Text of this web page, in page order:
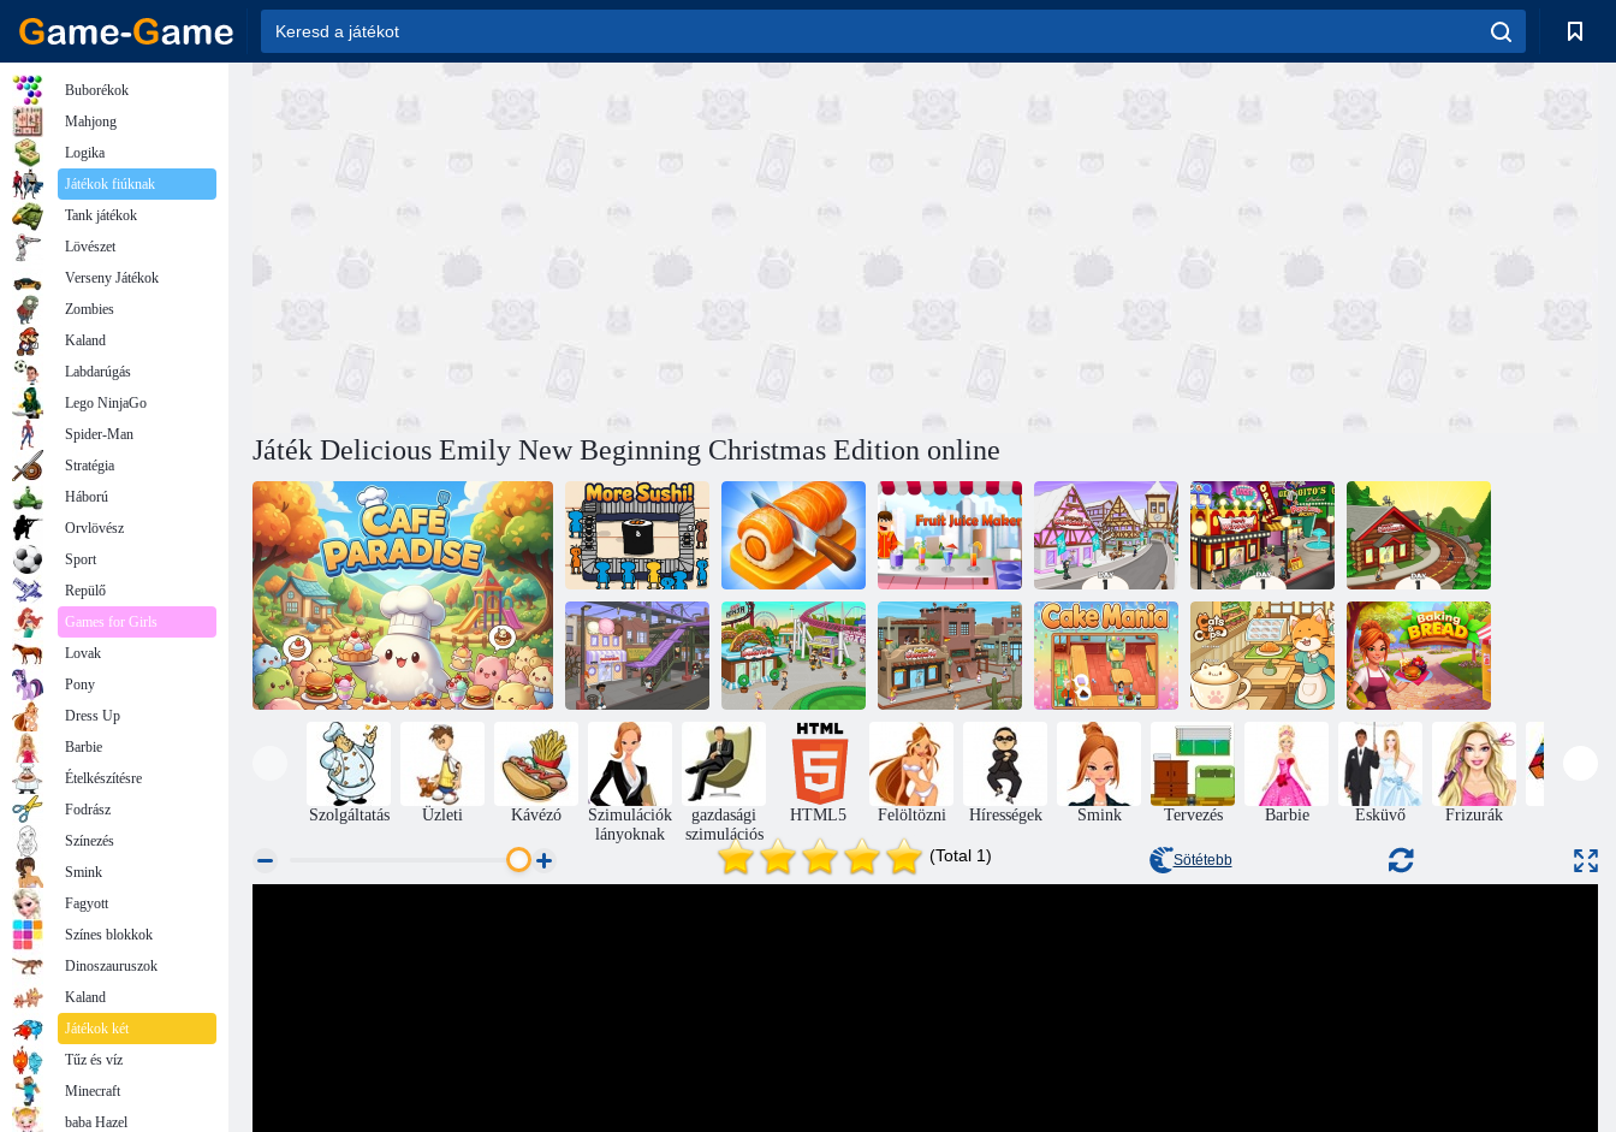
Játék Delicious Emily New Beginning Christmas Edition online
Még több
sushit!
Sushi Puzzle Gyümölcsléfőző
Papa’s
Cupcakeria
Papa Wingeria
Papa’s
Pancakeria
Papa
Scooperiája
Papa’s
Donuteria
Papa's Cheeseria Tortamánia
Macskák és
csészék
Kenyér sütés
Szolgáltatás Üzleti Kávézó
Szimulációk
lányoknak
gazdasági
szimulációs
HTML5 Felöltözni Hírességek Smink Tervezés Barbie Esküvő Frizurák
(Total 1) Sötétebb
Buborékok
Mahjong
Logika
Játékok fiúknak
Tank játékok
Lövészet
Verseny Játékok
Zombies
Kaland
Labdarúgás
Lego NinjaGo
Spider-Man
Stratégia
Háború
Orvlövész
Sport
Repülő
Games for Girls
Lovak
Pony
Dress Up
Barbie
Ételkészítésre
Fodrász
Színezés
Smink
Fagyott
Színes blokkok
Dinoszauruszok
Kaland
Játékok két
Tűz és víz
Minecraft
baba Hazel